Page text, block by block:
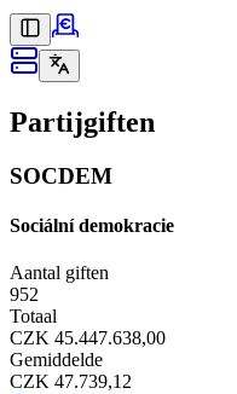
Partijgiften
SOCDEM
Sociální demokracie
Aantal giften
952
Totaal
CZK 45.447.638,00
Gemiddelde
CZK 47.739,12